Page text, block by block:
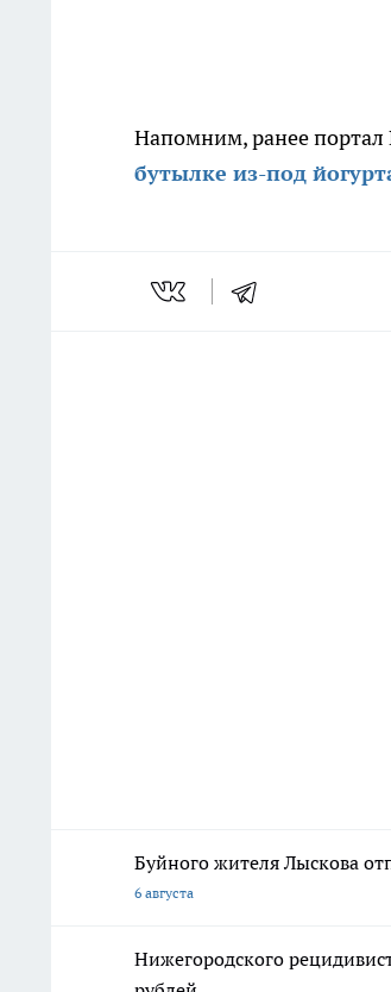
Напомним, ранее портал
бутылке из-под
Буйного жителя Лыскова
6 августа
Нижегородского